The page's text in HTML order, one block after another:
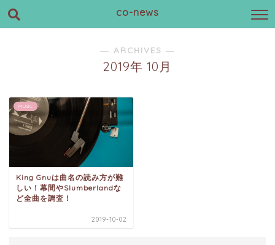
co-news
― ARCHIVES ―
2019年 10月
MUSIC
King Gnuは曲名の読み方が難
しい！幕間やSlumberlandな
ど全曲を調査！
2019-10-02